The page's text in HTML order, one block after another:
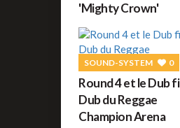
'Mighty Crown'
SOUND-SYSTEM 0
Round 4 et le Dub fi
Dub du Reggae
Champion Arena